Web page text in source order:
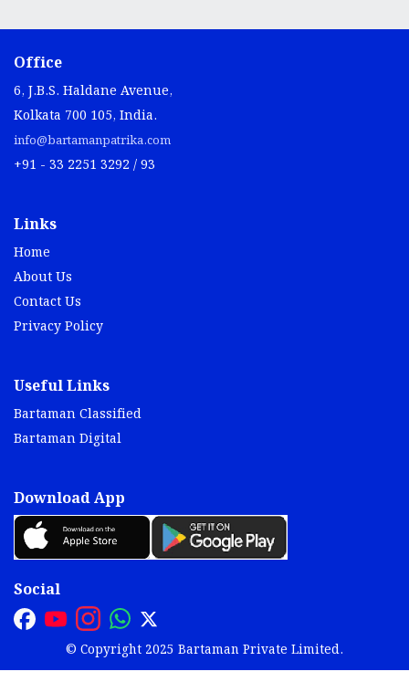
Office
6, J.B.S. Haldane Avenue,
Kolkata 700 105, India.
info@bartamanpatrika.com
+91 - 33 2251 3292 / 93
Links
Home
About Us
Contact Us
Privacy Policy
Useful Links
Bartaman Classified
Bartaman Digital
Download App
Social
© Copyright 2025 Bartaman Private Limited.